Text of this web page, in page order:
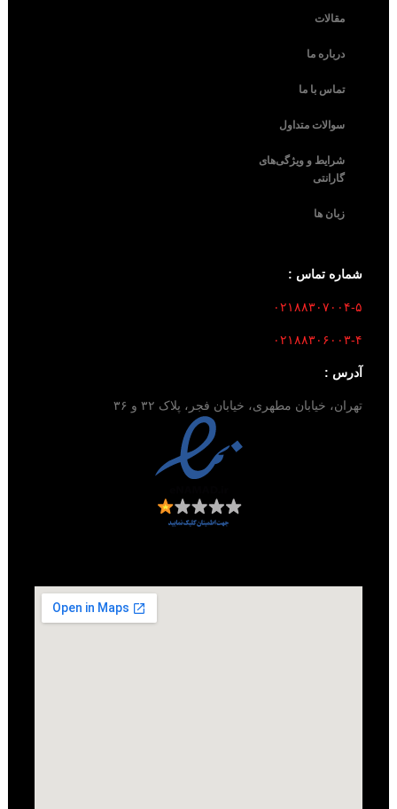
مقالات
درباره ما
تماس با ما
سوالات متداول
شرایط و ویژگی‌های
گارانتی
زبان ها
شماره تماس :
۰۲۱۸۸۳۰۷۰۰۴-۵
۰۲۱۸۸۳۰۶۰۰۳-۴
آدرس :
تهران، خیابان مطهری، خیابان فجر، پلاک ۳۲ و ۳۶